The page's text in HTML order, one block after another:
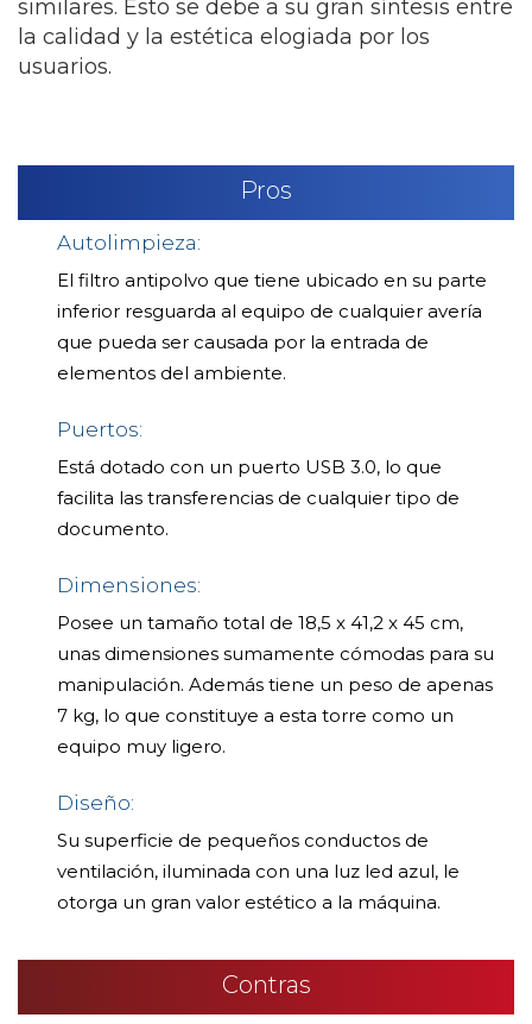
similares. Esto se debe a su gran síntesis entre
la calidad y la estética elogiada por los
usuarios.
Pros
Autolimpieza:
El filtro antipolvo que tiene ubicado en su parte
inferior resguarda al equipo de cualquier avería
que pueda ser causada por la entrada de
elementos del ambiente.
Puertos:
Está dotado con un puerto USB 3.0, lo que
facilita las transferencias de cualquier tipo de
documento.
Dimensiones:
Posee un tamaño total de 18,5 x 41,2 x 45 cm,
unas dimensiones sumamente cómodas para su
manipulación. Además tiene un peso de apenas
7 kg, lo que constituye a esta torre como un
equipo muy ligero.
Diseño:
Su superficie de pequeños conductos de
ventilación, iluminada con una luz led azul, le
otorga un gran valor estético a la máquina.
Contras